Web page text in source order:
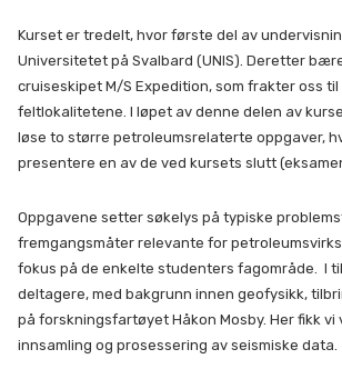
Kurset er tredelt, hvor første del av
Universitetet på Svalbard (UNIS). Deretter
cruiseskipet M/S Expedition, som frakter oss
feltlokalitetene. I løpet av denne delen av
løse to større petroleumsrelaterte oppgaver,
presentere en av de ved kursets slutt
Oppgavene setter søkelys på typiske
fremgangsmåter relevante for
fokus på de enkelte studenters fagområde. I
deltagere, med bakgrunn innen geofysikk,
på forskningsfartøyet Håkon Mosby. Her fikk vi
innsamling og prosessering av seismiske data.